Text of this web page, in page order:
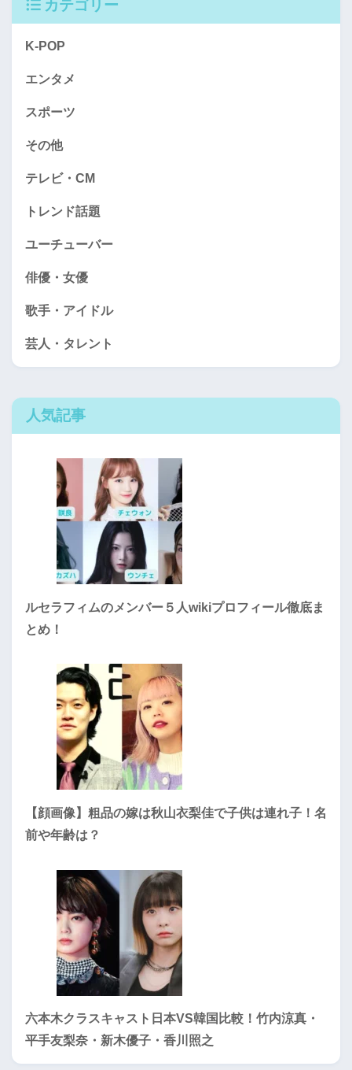
カテゴリー
K-POP
エンタメ
スポーツ
その他
テレビ・CM
トレンド話題
ユーチューバー
俳優・女優
歌手・アイドル
芸人・タレント
人気記事
ルセラフィムのメンバー５人wikiプロフィール徹底ま
とめ！
【顔画像】粗品の嫁は秋山衣梨佳で子供は連れ子！名
前や年齢は？
六本木クラスキャスト日本VS韓国比較！竹内涼真・
平手友梨奈・新木優子・香川照之